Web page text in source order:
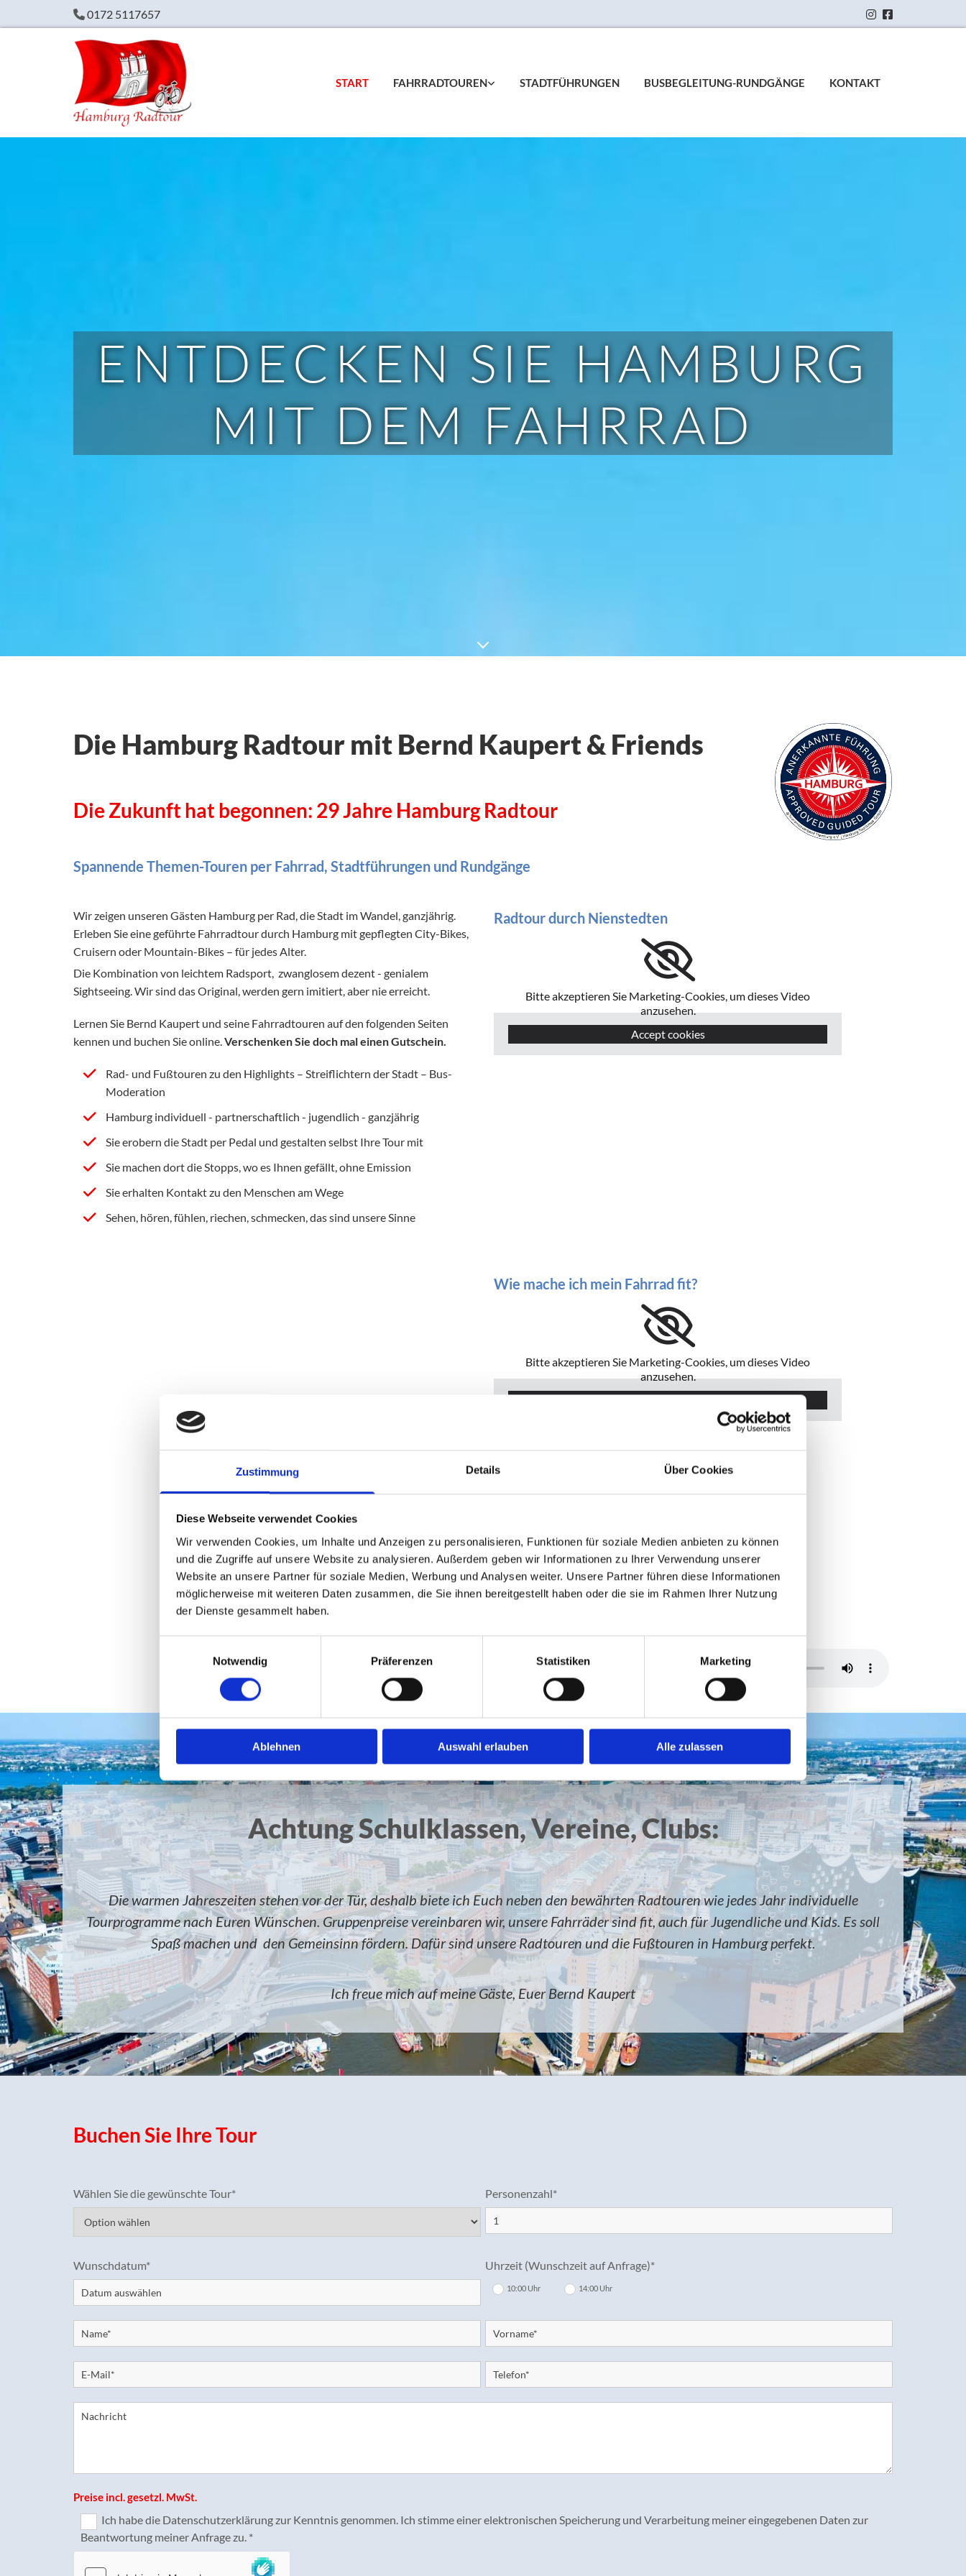
Zustimmung Details Über Cookies
Diese Webseite verwendet Cookies
Wir verwenden Cookies, um Inhalte und Anzeigen zu personalisieren, Funktionen für soziale Medien anbieten zu können
und die Zugriffe auf unsere Website zu analysieren. Außerdem geben wir Informationen zu Ihrer Verwendung unserer
Website an unsere Partner für soziale Medien, Werbung und Analysen weiter. Unsere Partner führen diese Informationen
möglicherweise mit weiteren Daten zusammen, die Sie ihnen bereitgestellt haben oder die sie im Rahmen Ihrer Nutzung
der Dienste gesammelt haben.
Notwendig
Präferenzen Statistiken Marketing
Ablehnen Auswahl erlauben Alle zulassen
Zum Inhalt springen
0172 5117657  
START FAHRRADTOUREN STADTFÜHRUNGEN BUSBEGLEITUNG-RUNDGÄNGE KONTAKT
ENTDECKEN SIE HAMBURG
MIT DEM FAHRRAD
Die Hamburg Radtour mit Bernd Kaupert & Friends
Die Zukunft hat begonnen: 29 Jahre Hamburg Radtour
Spannende Themen-Touren per Fahrrad, Stadtführungen und Rundgänge
Wir zeigen unseren Gästen Hamburg per Rad, die Stadt im Wandel, ganzjährig.
Erleben Sie eine geführte Fahrradtour durch Hamburg mit gepflegten City-Bikes,
Cruisern oder Mountain-Bikes – für jedes Alter.
Die Kombination von leichtem Radsport, zwanglosem dezent - genialem
Sightseeing. Wir sind das Original, werden gern imitiert, aber nie erreicht.
Lernen Sie Bernd Kaupert und seine Fahrradtouren auf den folgenden Seiten
kennen und buchen Sie online.Verschenken Sie doch mal einen Gutschein.
Rad- und Fußtouren zu den Highlights – Streiflichtern der Stadt – Bus-
Moderation
Hamburg individuell - partnerschaftlich - jugendlich - ganzjährig
Sie erobern die Stadt per Pedal und gestalten selbst Ihre Tour mit
Sie machen dort die Stopps, wo es Ihnen gefällt, ohne Emission
Sie erhalten Kontakt zu den Menschen am Wege
Sehen, hören, fühlen, riechen, schmecken, das sind unsere Sinne
Radtour durch Nienstedten
Bitte akzeptieren Sie Marketing-Cookies, um dieses Video
anzusehen.
Accept cookies
Wie mache ich mein Fahrrad fit?
Bitte akzeptieren Sie Marketing-Cookies, um dieses Video
anzusehen.
Accept cookies
Achtung Schulklassen, Vereine, Clubs:
Die warmen Jahreszeiten stehen vor der Tür, deshalb biete ich Euch neben den bewährten Radtouren wie jedes Jahr individuelle
Tourprogramme nach Euren Wünschen. Gruppenpreise vereinbaren wir, unsere Fahrräder sind fit, auch für Jugendliche und Kids. Es soll
Spaß machen und den Gemeinsinn fördern. Dafür sind unsere Radtouren und die Fußtouren in Hamburg perfekt.
Ich freue mich auf meine Gäste, Euer Bernd Kaupert
Buchen Sie Ihre Tour
Wählen Sie die gewünschte Tour* Personenzahl*
Wunschdatum* Uhrzeit (Wunschzeit auf Anfrage)*
10:00 Uhr 14:00 Uhr
Preise incl. gesetzl. MwSt.
Ich habe die Datenschutzerklärung zur Kenntnis genommen. Ich stimme einer elektronischen Speicherung und Verarbeitung meiner eingegebenen Daten zur
Beantwortung meiner Anfrage zu. *